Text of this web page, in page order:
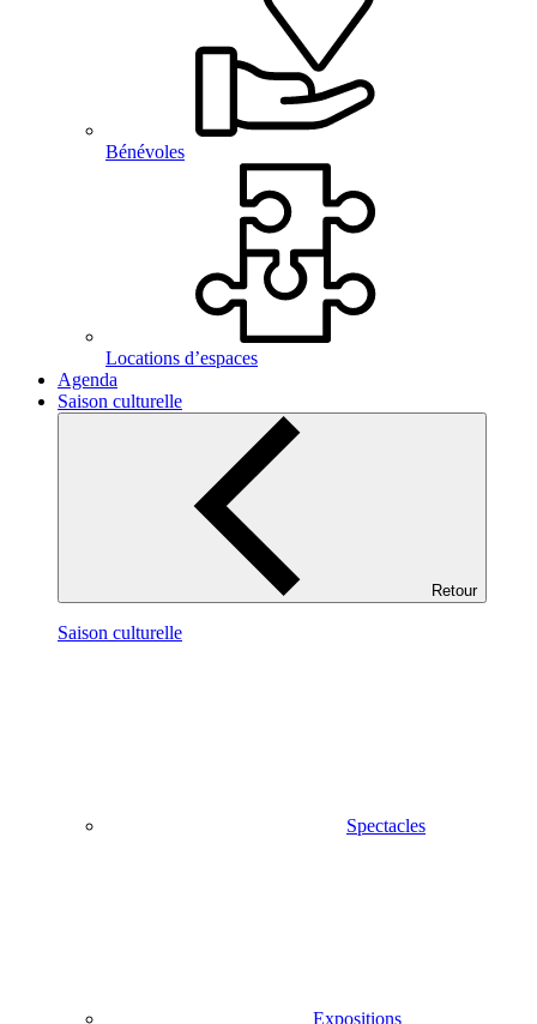
Bénévoles
Locations d’espaces
Agenda
Saison culturelle
Retour
Saison culturelle
Spectacles
Expositions